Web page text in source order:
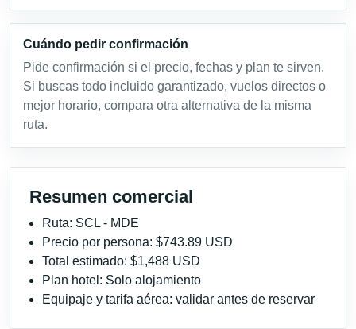
Cuándo pedir confirmación
Pide confirmación si el precio, fechas y plan te sirven.
Si buscas todo incluido garantizado, vuelos directos o
mejor horario, compara otra alternativa de la misma
ruta.
Resumen comercial
Ruta: SCL - MDE
Precio por persona: $743.89 USD
Total estimado: $1,488 USD
Plan hotel: Solo alojamiento
Equipaje y tarifa aérea: validar antes de reservar